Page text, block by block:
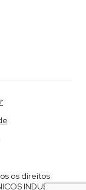
os direitos
INDUSTRIA E